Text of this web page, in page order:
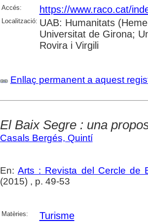
Accés: https://www.raco.cat/
Localització: UAB: Humanitats
Universitat de Girona;
Rovira i Virgili
Enllaç permanent a aquest
El Baix Segre : una
Casals Bergés, Quintí
En: Arts : Revista del Cercle de
(2015) , p. 49-53
Matèries: Turisme